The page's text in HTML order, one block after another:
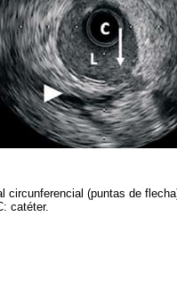
circunferencial (puntas de
catéter.